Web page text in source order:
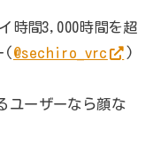
時間3,000時間を超
( @sechiro_vrc
)
ユーザーなら顔な